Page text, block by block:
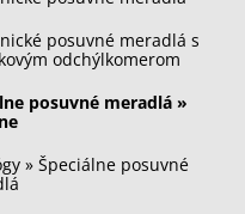
posuvné meradlá s
odchýlkomerom
posuvné meradlá »
» Špeciálne posuvné